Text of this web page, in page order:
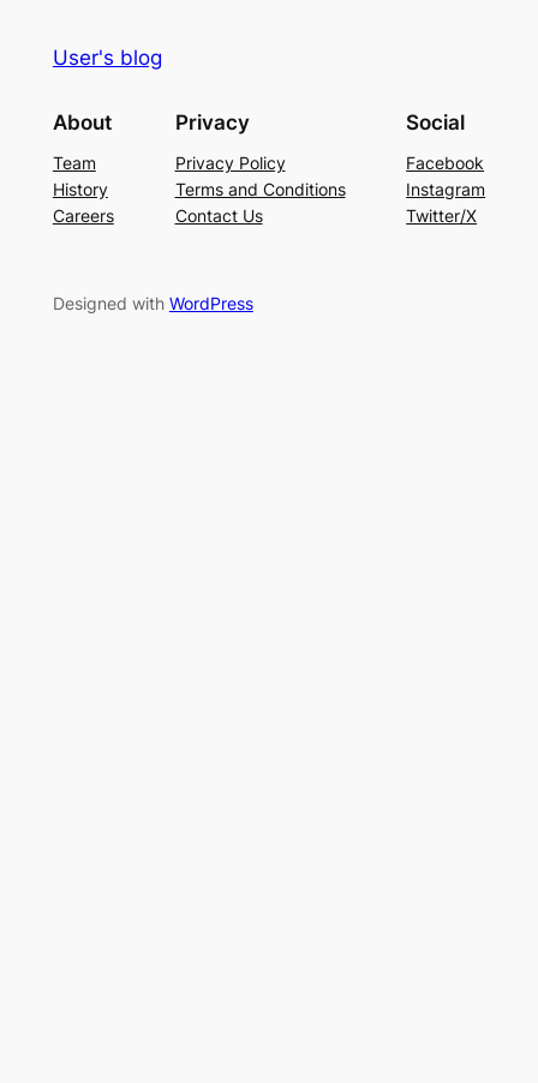
User's blog
About
Team
History
Careers
Privacy
Privacy Policy
Terms and Conditions
Contact Us
Social
Facebook
Instagram
Twitter/X
Designed with WordPress